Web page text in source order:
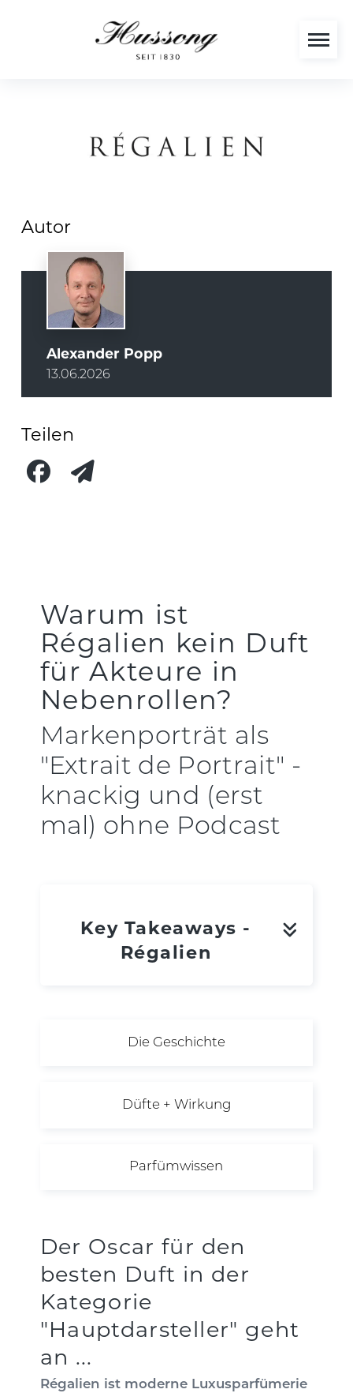
Autor
Alexander Popp
13.06.2026
Teilen
Warum ist
Régalien kein Duft
für Akteure in
Nebenrollen?
Markenporträt als
"Extrait de Portrait" -
knackig und (erst
mal) ohne Podcast
Key Takeaways -
Régalien
Die Geschichte
Düfte + Wirkung
Parfümwissen
Der Oscar für den
besten Duft in der
Kategorie
"Hauptdarsteller" geht
an ...
Régalien ist moderne Luxusparfümerie